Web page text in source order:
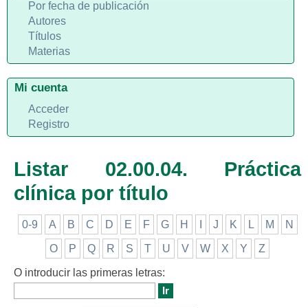
Listar 02.00.04. Práctica
clínica por título
0-9 A B C D E F G H J K L M N
O P Q R S T U V W X Y Z
O introducir las primeras letras:
Por fecha de publicación
Autores
Títulos
Materias
Mi cuenta
Acceder
Registro